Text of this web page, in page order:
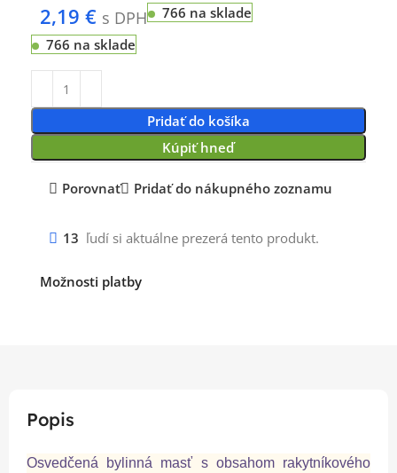
2,19 € s DPH
766 na sklade
766 na sklade
Pridať do košíka
Kúpiť hneď
Porovnať Pridať do nákupného zoznamu
13 ľudí si aktuálne prezerá tento produkt.
Možnosti platby
Popis
Osvedčená bylinná masť s obsahom rakytníkového